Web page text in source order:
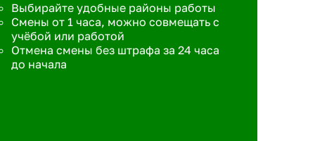
Выбирайте удобные районы работы
Смены от 1 часа, можно совмещать с
учёбой или работой
Отмена смены без штрафа за 24 часа
до начала